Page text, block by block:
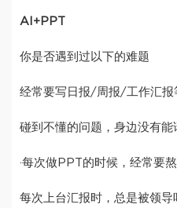
AI+PPT
你是否遇到过以下的难题
经常要写日报/周报/工作汇报
碰到不懂的问题，身边没有
·每次做PPT的时候，经常要
每次上台汇报时，总是被领